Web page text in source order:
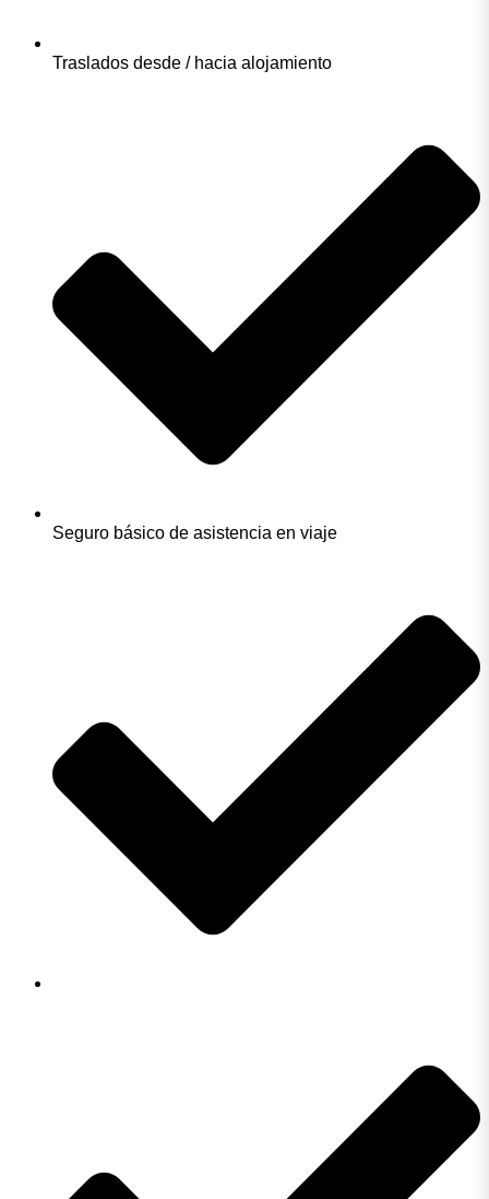
Traslados desde / hacia alojamiento
Seguro básico de asistencia en viaje